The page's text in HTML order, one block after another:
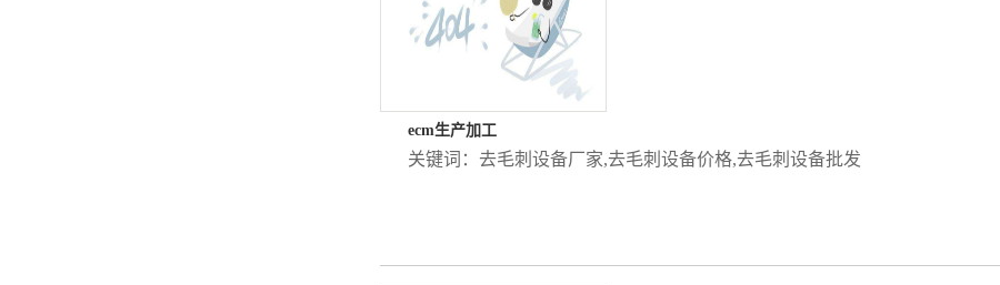
ecm生产加工
关键词： 去毛刺设备厂家,去毛刺设备价格,去毛刺设备批发